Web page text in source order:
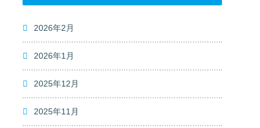
2026年2月
2026年1月
2025年12月
2025年11月